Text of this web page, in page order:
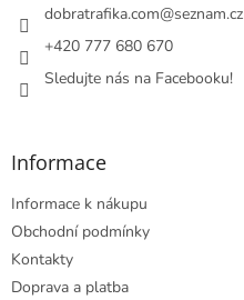
dobratrafika.com@seznam.cz
+420 777 680 670
Sledujte nás na Facebooku!
Informace
Informace k nákupu
Obchodní podmínky
Kontakty
Doprava a platba